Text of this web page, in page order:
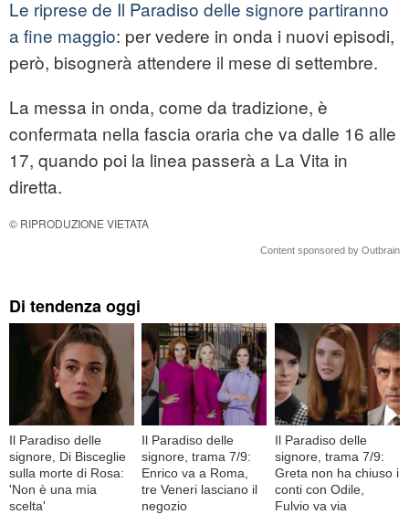
Le riprese de Il Paradiso delle signore partiranno
a fine maggio: per vedere in onda i nuovi episodi,
però, bisognerà attendere il mese di settembre.
La messa in onda, come da tradizione, è
confermata nella fascia oraria che va dalle 16 alle
17, quando poi la linea passerà a La Vita in
diretta.
© RIPRODUZIONE VIETATA
Content sponsored by Outbrain
Di tendenza oggi
Il Paradiso delle
signore, Di Bisceglie
sulla morte di Rosa:
'Non è una mia
scelta'
Il Paradiso delle
signore, trama 7/9:
Enrico va a Roma,
tre Veneri lasciano il
negozio
Il Paradiso delle
signore, trama 7/9:
Greta non ha chiuso i
conti con Odile,
Fulvio va via